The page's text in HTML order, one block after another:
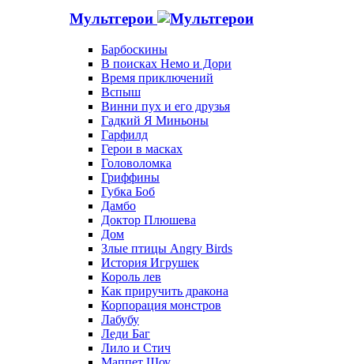
Мультгерои
Барбоскины
В поисках Немо и Дори
Время приключений
Вспыш
Винни пух и его друзья
Гадкий Я Миньоны
Гарфилд
Герои в масках
Головоломка
Гриффины
Губка Боб
Дамбо
Доктор Плюшева
Дом
Злые птицы Angry Birds
История Игрушек
Король лев
Как приручить дракона
Корпорация монстров
Лабубу
Леди Баг
Лило и Стич